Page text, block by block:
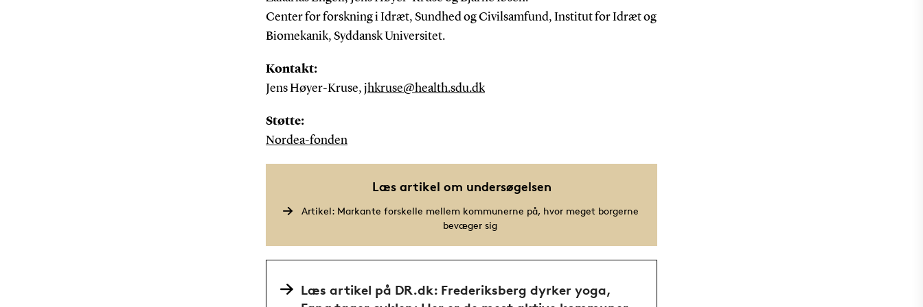
Center for forskning i Idræt, Sundhed og Civilsamfund, Institut for Idræt og
Biomekanik, Syddansk Universitet.
Kontakt:
Jens Høyer-Kruse, jhkruse@health.sdu.dk
Støtte:
Nordea-fonden
Læs artikel om undersøgelsen
Artikel: Markante forskelle mellem kommunerne på, hvor meget borgerne
bevæger sig
Læs artikel på DR.dk: Frederiksberg dyrker yoga,